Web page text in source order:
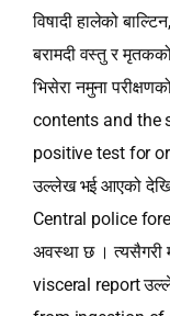
विषादी हालेको
बरामदी वस्तु र
भिसेरा नमुना
contents and the
positive test for
उल्लेख भई आएको
Central police
अवस्था छ ।
visceral report